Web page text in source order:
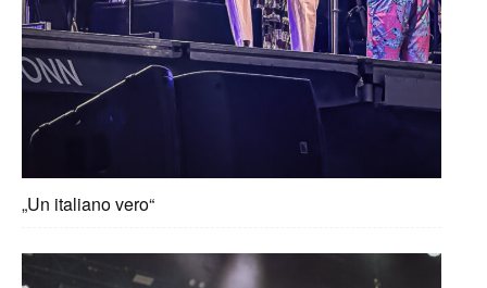
„Un italiano vero“